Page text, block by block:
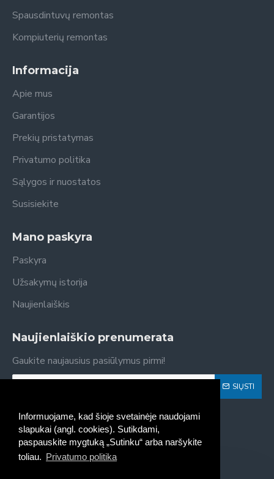
Informuojame, kad šioje svetainėje naudojami
slapukai (angl. cookies). Sutikdami,
paspauskite mygtuką „Sutinku“ arba naršykite
toliau. Privatumo politika
Spausdintuvų remontas
Kompiuterių remontas
Informacija
Apie mus
Garantijos
Prekių pristatymas
Privatumo politika
Sąlygos ir nuostatos
Susisiekite
Mano paskyra
Paskyra
Užsakymų istorija
Naujienlaiškis
Naujienlaiškio prenumerata
Gaukite naujausius pasiūlymus pirmi!
SIŲSTI
Susipažinau ir sutinku su Privatumo politika